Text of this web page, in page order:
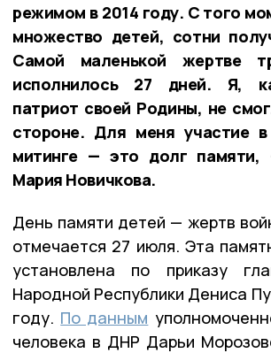
режимом в 2014 году. С того
множество детей, сотни
Самой маленькой жертве
исполнилось 27 дней. Я,
патриот своей Родины, не
стороне. Для меня участие
митинге — это долг памяти,
Мария Новичкова.
День памяти детей — жертв
отмечается 27 июля. Эта
установлена по приказу
Народной Республики Дениса
году. По данным
человека в ДНР Дарьи